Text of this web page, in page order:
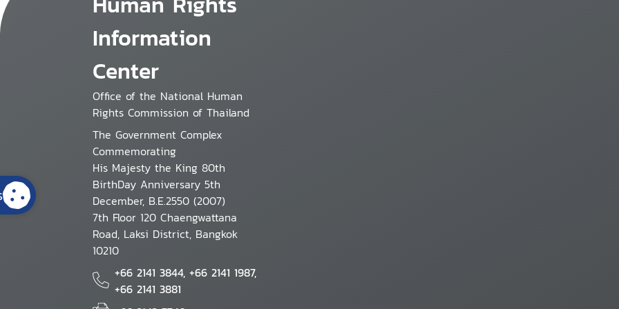
Information
Center
Office of the National Human
Rights Commission of Thailand
The Government Complex
Commemorating
His Majesty the King 80th
BirthDay Anniversary 5th
December, B.E.2550 (2007)
7th Floor 120 Chaengwattana
Road, Laksi District, Bangkok
10210
+66 2141 3844, +66 2141 1987,
+66 2141 3881